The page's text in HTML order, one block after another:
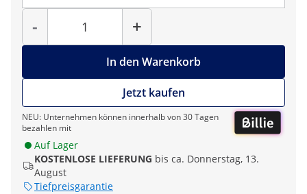
-
Menge
+
In den Warenkorb
Jetzt kaufen
NEU: Unternehmen können innerhalb von 30 Tagen
bezahlen mit
Auf Lager
KOSTENLOSE LIEFERUNG bis ca. Donnerstag, 13.
August
Tiefpreisgarantie